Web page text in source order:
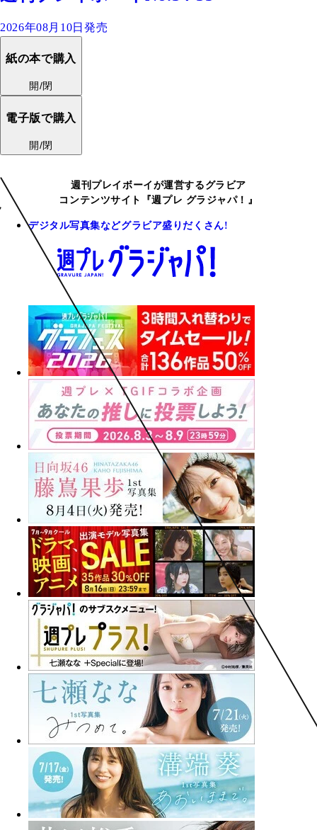
2026年08月10日発売
紙の本で購入
開/閉
電子版で購入
開/閉
週刊プレイボーイが運営するグラビア
コンテンツサイト『週プレ グラジャパ！』
デジタル写真集などグラビア盛りだくさん!